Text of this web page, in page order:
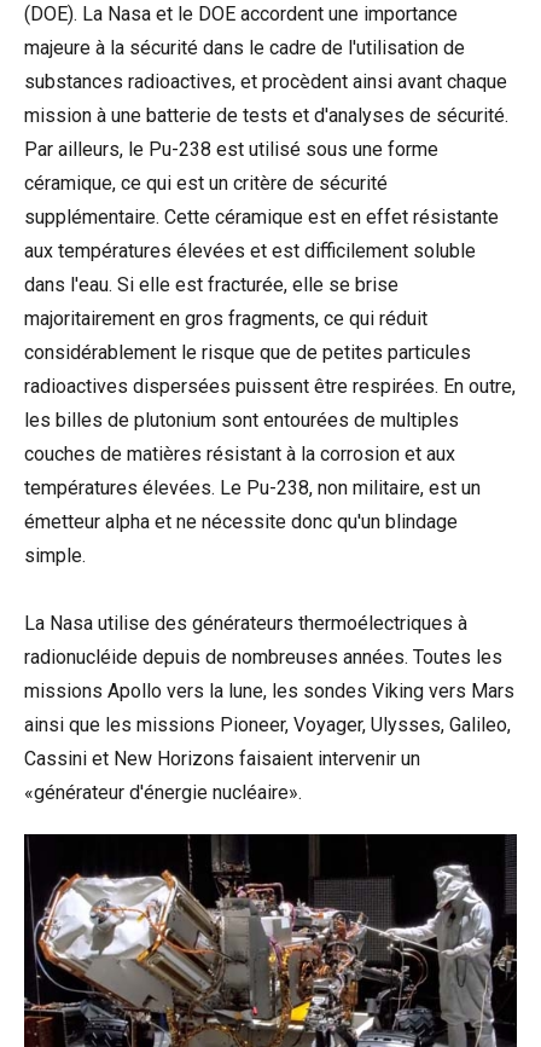
(DOE). La Nasa et le DOE accordent une importance
majeure à la sécurité dans le cadre de l'utilisation de
substances radioactives, et procèdent ainsi avant chaque
mission à une batterie de tests et d'analyses de sécurité.
Par ailleurs, le Pu-238 est utilisé sous une forme
céramique, ce qui est un critère de sécurité
supplémentaire. Cette céramique est en effet résistante
aux températures élevées et est difficilement soluble
dans l'eau. Si elle est fracturée, elle se brise
majoritairement en gros fragments, ce qui réduit
considérablement le risque que de petites particules
radioactives dispersées puissent être respirées. En outre,
les billes de plutonium sont entourées de multiples
couches de matières résistant à la corrosion et aux
températures élevées. Le Pu-238, non militaire, est un
émetteur alpha et ne nécessite donc qu'un blindage
simple.
La Nasa utilise des générateurs thermoélectriques à
radionucléide depuis de nombreuses années. Toutes les
missions Apollo vers la lune, les sondes Viking vers Mars
ainsi que les missions Pioneer, Voyager, Ulysses, Galileo,
Cassini et New Horizons faisaient intervenir un
«générateur d'énergie nucléaire».